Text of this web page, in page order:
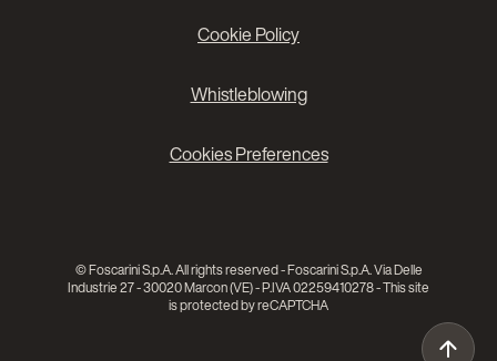
Cookie Policy
Whistleblowing
Cookies Preferences
© Foscarini S.p.A. All rights reserved - Foscarini S.p.A. Via Delle
Industrie 27 - 30020 Marcon (VE) - P.IVA 02259410278 - This site
is protected by reCAPTCHA